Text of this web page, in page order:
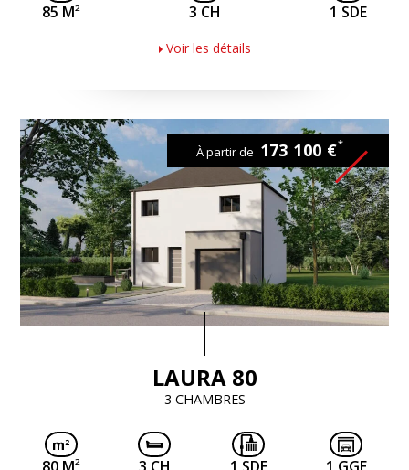
85 M2 3 CH 1 SDE
Voir les détails
LAURA 80
3 CHAMBRES
À partir de 173 100 €*
2